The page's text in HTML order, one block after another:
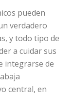
pueden
verdadero
y todo tipo de
a cuidar sus
integrarse de
central, en